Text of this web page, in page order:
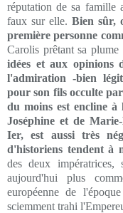
réputation de sa
faux sur elle. Bien sûr,
première personne
Carolis prêtant sa plume
idées et aux opinions
l'admiration -bien
pour son fils occulte
du moins est encline à
Joséphine et de
Ier, est aussi très
d'historiens tendent à
des deux impératrices,
aujourd'hui plus
européenne de
sciemment trahi